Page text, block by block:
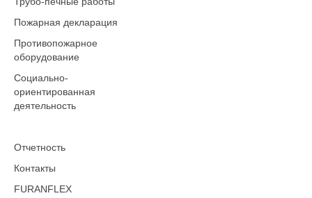
Пожарная декларация
Противопожарное
оборудование
Социально-
ориентированная
деятельность
Отчетность
Контакты
FURANFLEX